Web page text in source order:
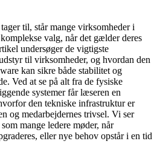
til, står mange virksomheder i
valg, når det gælder deres
undersøger de vigtigste
til virksomheder, og hvordan den
kan sikre både stabilitet og
Ved at se på alt fra de fysiske
systemer får læseren en
den tekniske infrastruktur er
og medarbejdernes trivsel. Vi ser
mange ledere møder, når
eller nye behov opstår i en tid